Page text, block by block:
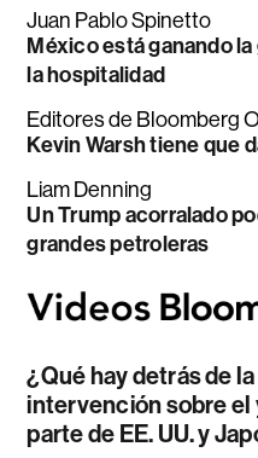
Juan Pablo Spinetto
México está ganando
la hospitalidad
Editores de Bloomberg
Kevin Warsh tiene que
Liam Denning
Un Trump acorralado
grandes petroleras
¿Qué hay detrás de
intervención sobre el
parte de EE. UU. y